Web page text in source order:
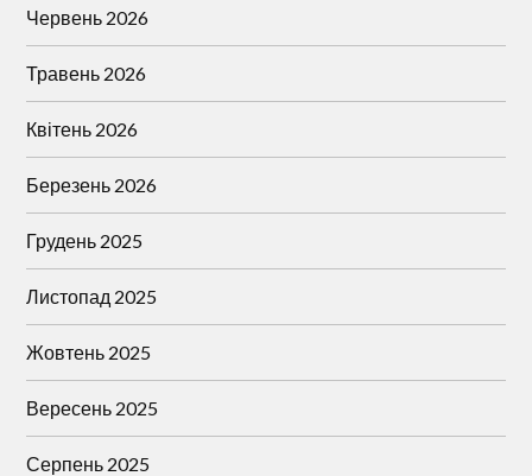
Червень 2026
Травень 2026
Квітень 2026
Березень 2026
Грудень 2025
Листопад 2025
Жовтень 2025
Вересень 2025
Серпень 2025